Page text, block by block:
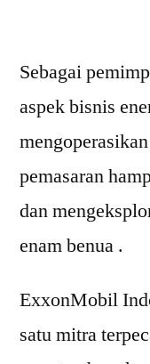
Sebagai
aspek bisnis
pemasaran
dan
enam benua .
ExxonMobil
satu mitra